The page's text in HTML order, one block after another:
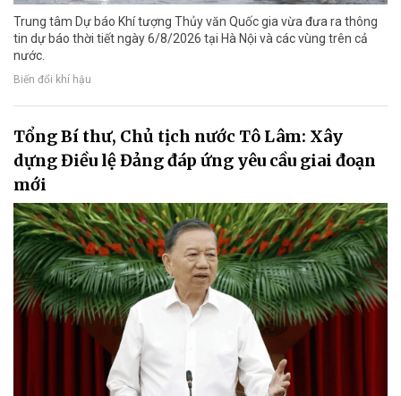
Trung tâm Dự báo Khí tượng Thủy văn Quốc gia vừa đưa ra thông
tin dự báo thời tiết ngày 6/8/2026 tại Hà Nội và các vùng trên cả
nước.
Biến đổi khí hậu
Tổng Bí thư, Chủ tịch nước Tô Lâm: Xây
dựng Điều lệ Đảng đáp ứng yêu cầu giai đoạn
mới